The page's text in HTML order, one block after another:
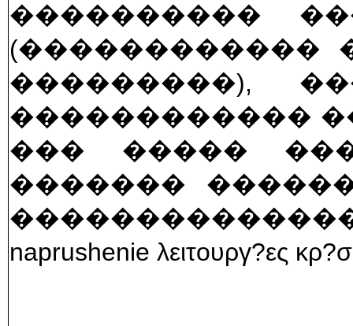
����������
(������������
���������),
������������
��� �����
�������
�������������� �
naprushenie λειτουργ?ες